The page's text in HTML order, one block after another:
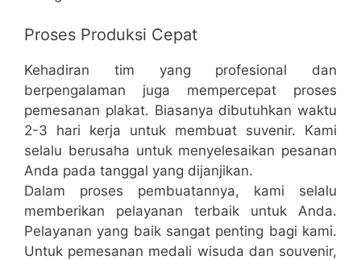
Proses Produksi Cepat
Kehadiran tim yang profesional dan
berpengalaman juga mempercepat proses
pemesanan plakat. Biasanya dibutuhkan waktu
2-3 hari kerja untuk membuat suvenir. Kami
selalu berusaha untuk menyelesaikan pesanan
Anda pada tanggal yang dijanjikan.
Dalam proses pembuatannya, kami selalu
memberikan pelayanan terbaik untuk Anda.
Pelayanan yang baik sangat penting bagi kami.
Untuk pemesanan medali wisuda dan souvenir,